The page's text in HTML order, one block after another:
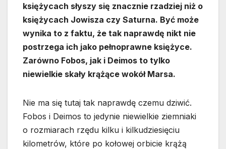
księżycach słyszy się znacznie rzadziej niż o
księżycach Jowisza czy Saturna. Być może
wynika to z faktu, że tak naprawdę nikt nie
postrzega ich jako pełnoprawne księżyce.
Zarówno Fobos, jak i Deimos to tylko
niewielkie skały krążące wokół Marsa.
Nie ma się tutaj tak naprawdę czemu dziwić.
Fobos i Deimos to jedynie niewielkie ziemniaki
o rozmiarach rzędu kilku i kilkudziesięciu
kilometrów, które po kołowej orbicie krążą